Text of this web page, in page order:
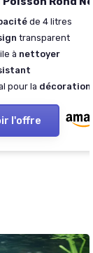
de 4 litres
transparent
à nettoyer
pour la décoration
l'offre